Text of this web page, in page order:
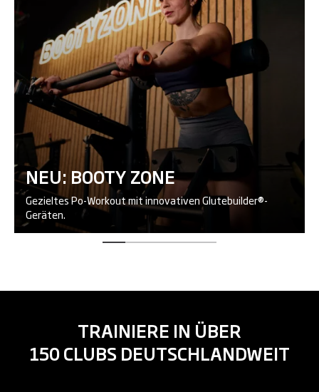
NEU: BOOTY ZONE
Gezieltes Po-Workout mit innovativen Glutebuilder®-
Geräten.
TRAINIERE IN ÜBER
150 CLUBS DEUTSCHLANDWEIT